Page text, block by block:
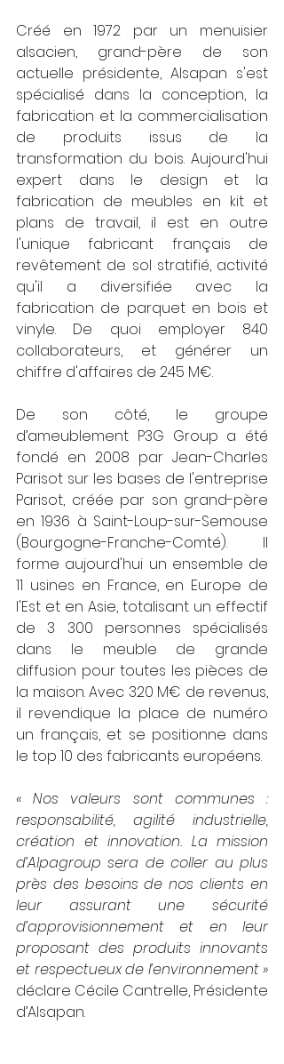
Créé en 1972 par un menuisier
alsacien, grand-père de son
actuelle présidente, Alsapan s'est
spécialisé dans la conception, la
fabrication et la commercialisation
de produits issus de la
transformation du bois. Aujourd'hui
expert dans le design et la
fabrication de meubles en kit et
plans de travail, il est en outre
l'unique fabricant français de
revêtement de sol stratifié, activité
qu'il a diversifiée avec la
fabrication de parquet en bois et
vinyle. De quoi employer 840
collaborateurs, et générer un
chiffre d'affaires de 245 M€.
De son côté, le groupe
d’ameublement P3G Group a été
fondé en 2008 par Jean-Charles
Parisot sur les bases de l'entreprise
Parisot, créée par son grand-père
en 1936 à Saint-Loup-sur-Semouse
(Bourgogne-Franche-Comté). Il
forme aujourd'hui un ensemble de
11 usines en France, en Europe de
l'Est et en Asie, totalisant un effectif
de 3 300 personnes spécialisés
dans le meuble de grande
diffusion pour toutes les pièces de
la maison. Avec 320 M€ de revenus,
il revendique la place de numéro
un français, et se positionne dans
le top 10 des fabricants européens.
« Nos valeurs sont communes :
responsabilité, agilité industrielle,
création et innovation. La mission
d’Alpagroup sera de coller au plus
près des besoins de nos clients en
leur assurant une sécurité
d’approvisionnement et en leur
proposant des produits innovants
déclare Cécile Cantrelle, Présidente
d’Alsapan.